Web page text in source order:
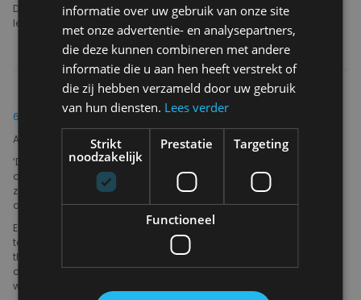
De verkoper is niet aansprakelijk voor vertraging of uitblijven van de
levering door toedoen van de vervoerder.
6. Retour
Art. 46 Wet Marktpraktijken :
‘De consument heeft het recht aan de onderneming mee te delen
dat hij afziet van de aankoop, zonder betaling van een boete en
zonder opgave van motief binnen de 14 kalenderdagen vanaf de
dag die volgt op de levering van het goed’.
Elk besteld artikel kan binnen veertien kalenderdagen worden
teruggebracht of omgeruild voor een ander artikel in de MOOSE in
the CITY store. Het artikel dient in de winkel te worden afgegeven in
de originele verpakking samen met het retourformulier. De klant
wordt naar keuze terugbetaald of ontvangt een tegoedbon.
informatie over uw gebruik van onze site
met onze advertentie- en analysepartners,
die deze kunnen combineren met andere
informatie die u aan hen heeft verstrekt of
die zij hebben verzameld door uw gebruik
van hun diensten. Lees verder
Strikt
noodzakelijk
Prestatie Targeting
Functioneel